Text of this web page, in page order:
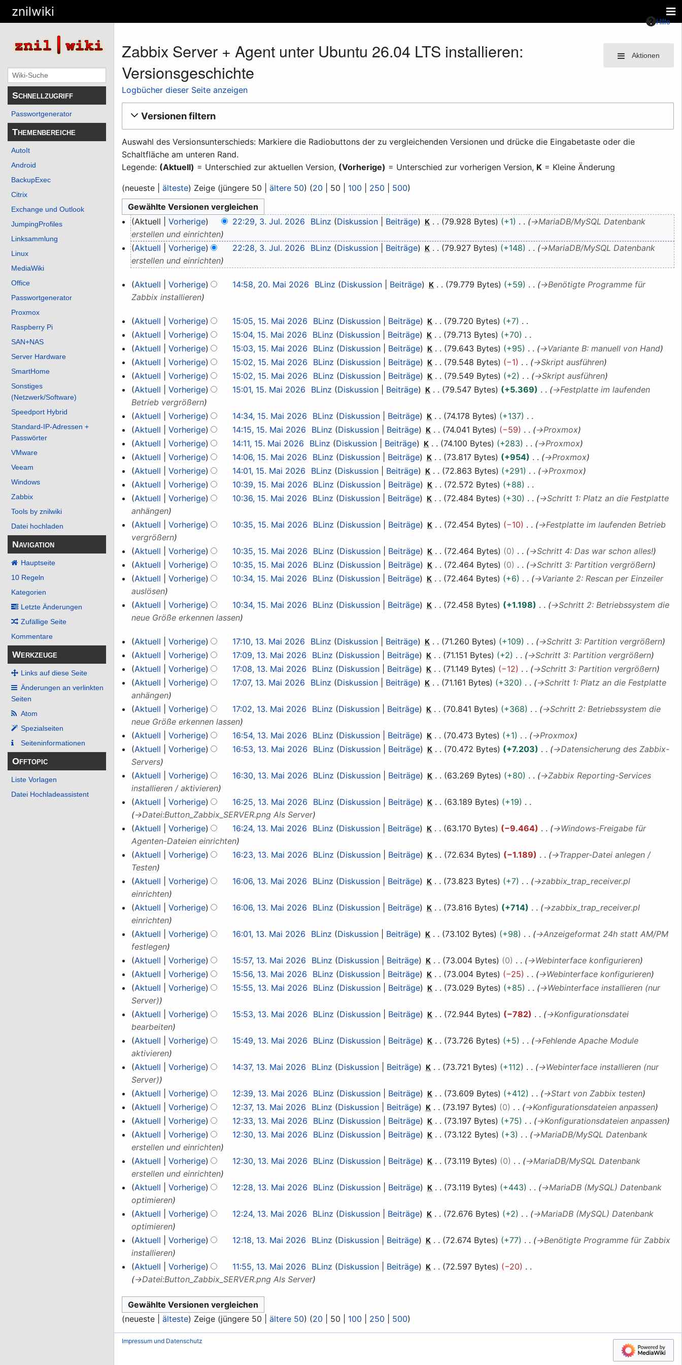
znilwiki
Schnellzugriff
Passwortgenerator
Themenbereiche
AutoIt
Android
BackupExec
Citrix
Exchange und Outlook
JumpingProfiles
Linksammlung
Linux
MediaWiki
Office
Passwortgenerator
Proxmox
Raspberry Pi
SAN+NAS
Server Hardware
SmartHome
Sonstiges
(Netzwerk/Software)
Speedport Hybrid
Standard-IP-Adressen +
Passwörter
VMware
Veeam
Windows
Zabbix
Tools by znilwiki
Datei hochladen
Navigation
Hauptseite
10 Regeln
Kategorien
Letzte Änderungen
Zufällige Seite
Kommentare
Werkzeuge
Links auf diese Seite
Änderungen an verlinkten
Seiten
Atom
Spezialseiten
Seiten­­informationen
Offtopic
Liste Vorlagen
Datei Hochladeassistent
Hilfe
Aktionen
Zabbix Server + Agent unter Ubuntu 26.04 LTS installieren:
Versionsgeschichte
Logbücher dieser Seite anzeigen
Versionen filtern
Auswahl des Versionsunterschieds: Markiere die Radiobuttons der zu vergleichenden Versionen und drücke die Eingabetaste oder die
Schaltfläche am unteren Rand.
Legende: (Aktuell) = Unterschied zur aktuellen Version, (Vorherige) = Unterschied zur vorherigen Version, K = Kleine Änderung
(neueste |älteste) Zeige (jüngere 50 |ältere 50) (20 50 100 250 500)
3.
Juli
2026
Aktuell Vorherige 22:29, 3. Jul. 2026 BLinz Diskussion Beiträge K 79.928 Bytes +1 →MariaDB/MySQL Datenbank
erstellen und einrichten
Aktuell
Vorherige 22:28, 3. Jul. 2026 BLinz Diskussion Beiträge K 79.927 Bytes +148 →MariaDB/MySQL Datenbank
erstellen und einrichten
20.
Mai
Aktuell Vorherige 14:58, 20. Mai 2026 BLinz Diskussion Beiträge K 79.779 Bytes +59 →Benötigte Programme für
Zabbix installieren
15.
Mai
2026
Aktuell Vorherige 15:05, 15. Mai 2026 BLinz Diskussion Beiträge K 79.720 Bytes
+7
K
e
i
n
e
B
a
r
b
e
i
t
u
n
g
s
z
u
s
m
m
n
f
a
s
s
u
n
g
Aktuell Vorherige 15:04, 15. Mai 2026 BLinz Diskussion Beiträge K 79.713 Bytes
+70
K
e
i
n
e
B
e
a
r
b
e
i
t
u
n
g
s
z
u
s
a
e
n
f
a
s
u
n
g
Aktuell Vorherige 15:03, 15. Mai 2026 BLinz Diskussion Beiträge K 79.643 Bytes +95 →Variante B: manuell von Hand
Aktuell
Vorherige 15:02, 15. Mai 2026 BLinz Diskussion Beiträge K 79.548 Bytes −1 →Skript ausführen
Aktuell
Vorherige 15:02, 15. Mai 2026 BLinz Diskussion Beiträge K 79.549 Bytes +2 →Skript ausführen
Aktuell
Vorherige 15:01, 15. Mai 2026 BLinz Diskussion Beiträge K 79.547 Bytes +5.369 →Festplatte im laufenden
Betrieb vergrößern
Aktuell
Vorherige 14:34, 15. Mai 2026 BLinz Diskussion Beiträge K 74.178 Bytes
+137
K
e
i
n
e
B
e
a
r
b
e
i
t
u
n
g
z
u
s
a
m
m
e
n
f
a
s
s
u
n
g
Aktuell Vorherige 14:15, 15. Mai 2026 BLinz Diskussion Beiträge K 74.041 Bytes −59 →Proxmox
Aktuell
Vorherige 14:11, 15. Mai 2026 BLinz Diskussion Beiträge K 74.100 Bytes +283 →Proxmox
Aktuell
Vorherige 14:06, 15. Mai 2026 BLinz Diskussion Beiträge K 73.817 Bytes +954 →Proxmox
Aktuell
Vorherige 14:01, 15. Mai 2026 BLinz Diskussion Beiträge K 72.863 Bytes +291 →Proxmox
Aktuell
Vorherige 10:39, 15. Mai 2026 BLinz Diskussion Beiträge K 72.572 Bytes
+88
K
e
i
n
e
B
e
a
b
e
t
u
n
g
s
z
u
s
a
m
m
e
n
f
a
s
s
u
n
g
Aktuell Vorherige 10:36, 15. Mai 2026 BLinz Diskussion Beiträge K 72.484 Bytes +30 →Schritt 1: Platz an die Festplatte
anhängen
Aktuell
Vorherige 10:35, 15. Mai 2026 BLinz Diskussion Beiträge K 72.454 Bytes −10 →Festplatte im laufenden Betrieb
vergrößern
Aktuell
Vorherige 10:35, 15. Mai 2026 BLinz Diskussion Beiträge K 72.464 Bytes 0 →Schritt 4: Das war schon alles!
Aktuell
Vorherige 10:35, 15. Mai 2026 BLinz Diskussion Beiträge K 72.464 Bytes 0 →Schritt 3: Partition vergrößern
Aktuell
Vorherige 10:34, 15. Mai 2026 BLinz Diskussion Beiträge K 72.464 Bytes +6 →Variante 2: Rescan per Einzeiler
auslösen
Aktuell
Vorherige 10:34, 15. Mai 2026 BLinz Diskussion Beiträge K 72.458 Bytes +1.198 →Schritt 2: Betriebssystem die
neue Größe erkennen lassen
13.
Mai
2026
Aktuell Vorherige 17:10, 13. Mai 2026 BLinz Diskussion Beiträge K 71.260 Bytes +109 →Schritt 3: Partition vergrößern
Aktuell
Vorherige 17:09, 13. Mai 2026 BLinz Diskussion Beiträge K 71.151 Bytes +2 →Schritt 3: Partition vergrößern
Aktuell
Vorherige 17:08, 13. Mai 2026 BLinz Diskussion Beiträge K 71.149 Bytes −12 →Schritt 3: Partition vergrößern
Aktuell
Vorherige 17:07, 13. Mai 2026 BLinz Diskussion Beiträge K 71.161 Bytes +320 →Schritt 1: Platz an die Festplatte
anhängen
Aktuell
Vorherige 17:02, 13. Mai 2026 BLinz Diskussion Beiträge K 70.841 Bytes +368 →Schritt 2: Betriebssystem die
neue Größe erkennen lassen
Aktuell
Vorherige 16:54, 13. Mai 2026 BLinz Diskussion Beiträge K 70.473 Bytes +1 →Proxmox
Aktuell
Vorherige 16:53, 13. Mai 2026 BLinz Diskussion Beiträge K 70.472 Bytes +7.203 →Datensicherung des Zabbix-
Servers
Aktuell
Vorherige 16:30, 13. Mai 2026 BLinz Diskussion Beiträge K 63.269 Bytes +80 →Zabbix Reporting-Services
installieren / aktivieren
Aktuell
Vorherige 16:25, 13. Mai 2026 BLinz Diskussion Beiträge K 63.189 Bytes
+19
→Datei:Button_Zabbix_SERVER.png Als Server
Aktuell
Vorherige 16:24, 13. Mai 2026 BLinz Diskussion Beiträge K 63.170 Bytes −9.464 →Windows-Freigabe für
Agenten-Dateien einrichten
Aktuell
Vorherige 16:23, 13. Mai 2026 BLinz Diskussion Beiträge K 72.634 Bytes −1.189 →Trapper-Datei anlegen /
Testen
Aktuell
Vorherige 16:06, 13. Mai 2026 BLinz Diskussion Beiträge K 73.823 Bytes +7 →zabbix_trap_receiver.pl
einrichten
Aktuell
Vorherige 16:06, 13. Mai 2026 BLinz Diskussion Beiträge K 73.816 Bytes +714 →zabbix_trap_receiver.pl
einrichten
Aktuell
Vorherige 16:01, 13. Mai 2026 BLinz Diskussion Beiträge K 73.102 Bytes +98 →Anzeigeformat 24h statt AM/PM
festlegen
Aktuell
Vorherige 15:57, 13. Mai 2026 BLinz Diskussion Beiträge K 73.004 Bytes 0 →Webinterface konfigurieren
Aktuell
Vorherige 15:56, 13. Mai 2026 BLinz Diskussion Beiträge K 73.004 Bytes −25 →Webinterface konfigurieren
Aktuell
Vorherige 15:55, 13. Mai 2026 BLinz Diskussion Beiträge K 73.029 Bytes +85 →Webinterface installieren (nur
Server)
Aktuell
Vorherige 15:53, 13. Mai 2026 BLinz Diskussion Beiträge K 72.944 Bytes −782 →Konfigurationsdatei
bearbeiten
Aktuell
Vorherige 15:49, 13. Mai 2026 BLinz Diskussion Beiträge K 73.726 Bytes +5 →Fehlende Apache Module
aktivieren
Aktuell
Vorherige 14:37, 13. Mai 2026 BLinz Diskussion Beiträge K 73.721 Bytes +112 →Webinterface installieren (nur
Server)
Aktuell
Vorherige 12:39, 13. Mai 2026 BLinz Diskussion Beiträge K 73.609 Bytes +412 →Start von Zabbix testen
Aktuell
Vorherige 12:37, 13. Mai 2026 BLinz Diskussion Beiträge K 73.197 Bytes 0 →Konfigurationsdateien anpassen
Aktuell
Vorherige 12:33, 13. Mai 2026 BLinz Diskussion Beiträge K 73.197 Bytes +75 →Konfigurationsdateien anpassen
Aktuell
Vorherige 12:30, 13. Mai 2026 BLinz Diskussion Beiträge K 73.122 Bytes +3 →MariaDB/MySQL Datenbank
erstellen und einrichten
Aktuell
Vorherige 12:30, 13. Mai 2026 BLinz Diskussion Beiträge K 73.119 Bytes 0 →MariaDB/MySQL Datenbank
erstellen und einrichten
Aktuell
Vorherige 12:28, 13. Mai 2026 BLinz Diskussion Beiträge K 73.119 Bytes +443 →MariaDB (MySQL) Datenbank
optimieren
Aktuell
Vorherige 12:24, 13. Mai 2026 BLinz Diskussion Beiträge K 72.676 Bytes +2 →MariaDB (MySQL) Datenbank
optimieren
Aktuell
Vorherige 12:18, 13. Mai 2026 BLinz Diskussion Beiträge K 72.674 Bytes +77 →Benötigte Programme für Zabbix
installieren
Aktuell
Vorherige 11:55, 13. Mai 2026 BLinz Diskussion Beiträge K 72.597 Bytes
−20
→Datei:Button_Zabbix_SERVER.png Als Server
(neueste |älteste) Zeige (jüngere 50 |ältere 50) (20 50 100 250 500)
Impressum und Datenschutz